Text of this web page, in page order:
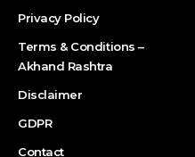
Privacy Policy
Terms & Conditions –
Akhand Rashtra
Disclaimer
GDPR
Contact